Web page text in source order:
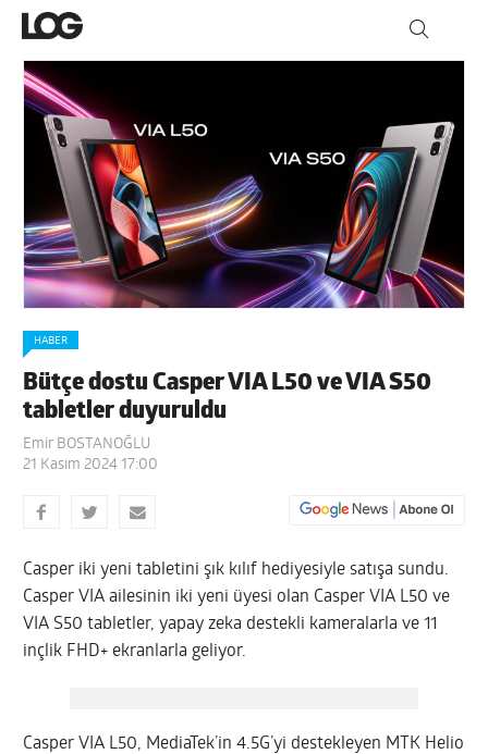
HABER
Bütçe dostu Casper VIA L50 ve VIA S50
tabletler duyuruldu
Emir BOSTANOĞLU
21 Kasım 2024 17:00
Casper iki yeni tabletini şık kılıf hediyesiyle satışa sundu.
Casper VIA ailesinin iki yeni üyesi olan Casper VIA L50 ve
VIA S50 tabletler, yapay zeka destekli kameralarla ve 11
inçlik FHD+ ekranlarla geliyor.
Casper VIA L50, MediaTek’in 4.5G’yi destekleyen MTK Helio